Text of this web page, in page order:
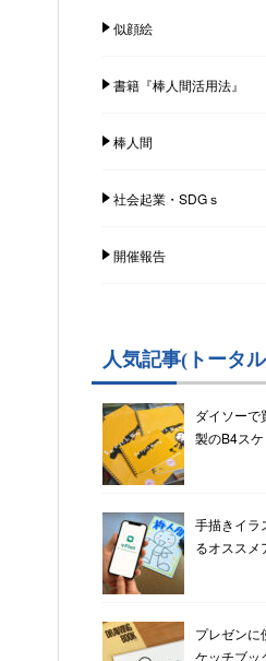
似顔絵
書籍『棒人間活用法』
棒人間
社会起業・SDGｓ
開催報告
人気記事(トータ
ダイソーで
製のB4ス
手描きイラ
るオススメ
プレゼンに
ケッチブッ